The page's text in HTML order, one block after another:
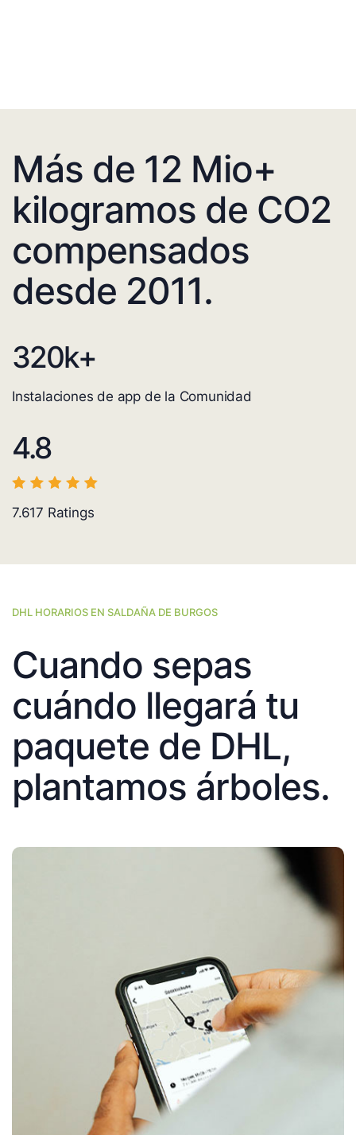
Más de 12 Mio+
kilogramos de CO2
compensados
desde 2011.
320k+
Instalaciones de app de la Comunidad
4.8
7.617 Ratings
DHL HORARIOS EN SALDAÑA DE BURGOS
Cuando sepas
cuándo llegará tu
paquete de DHL,
plantamos árboles.